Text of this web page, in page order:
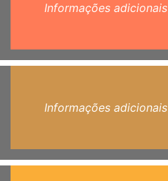
Informações adicionais
Informações adicionais